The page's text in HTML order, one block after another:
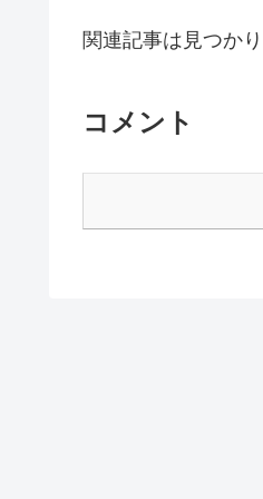
関連記事は見つか
コメント